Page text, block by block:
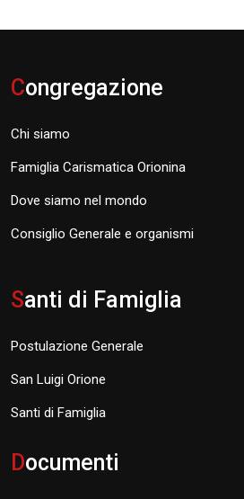
Congregazione
Chi siamo
Famiglia Carismatica Orionina
Dove siamo nel mondo
Consiglio Generale e organismi
Santi di Famiglia
Postulazione Generale
San Luigi Orione
Santi di Famiglia
Documenti